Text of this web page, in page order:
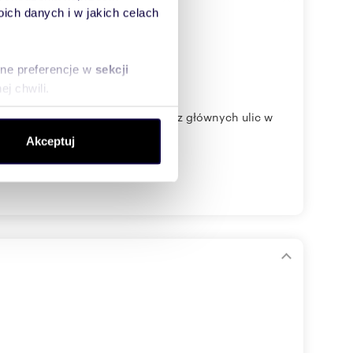
danych i w jakich celach
preferencje w sekcji
chwili.
społecznościowym,
od Ciebie lub
Akceptuj
położoną przy jednej z głównych ulic w